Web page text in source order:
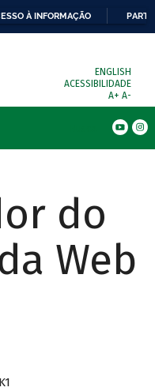
À INFORMAÇÃO
ENGLISH
ACESSIBILIDADE
A+ A-
do
Web